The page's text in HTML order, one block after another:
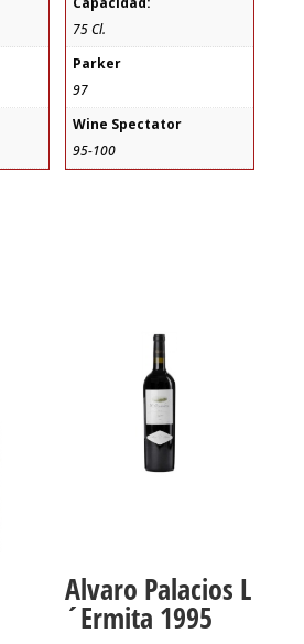
75 Cl.
Parker
97
Wine Spectator
95-100
Alvaro Palacios L
´Ermita 1995